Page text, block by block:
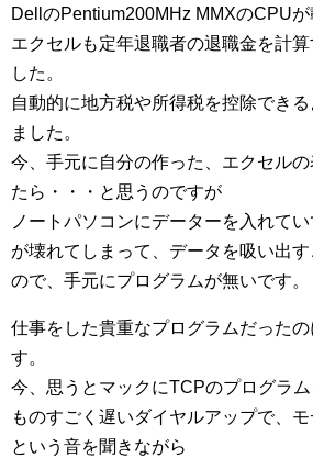
DellのPentium200MHz MMXのCPUが
エクセルも定年退職者の退職金を計
した。
自動的に地方税や所得税を控除でき
ました。
今、手元に自分の作った、エクセル
たら・・・と思うのですが
ノートパソコンにデーターを入れて
が壊れてしまって、データを吸い出
ので、手元にプログラムが無いです。
仕事をした貴重なプログラムだったの
す。
今、思うとマックにTCPのプログラ
ものすごく遅いダイヤルアップで、
という音を聞きながら